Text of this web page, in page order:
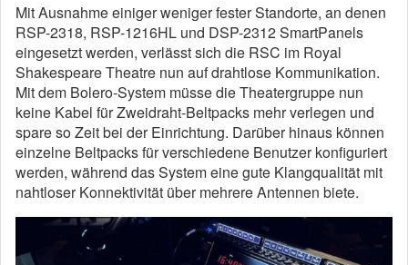
Mit Ausnahme einiger weniger fester Standorte, an denen
RSP-2318, RSP-1216HL und DSP-2312 SmartPanels
eingesetzt werden, verlässt sich die RSC im Royal
Shakespeare Theatre nun auf drahtlose Kommunikation.
Mit dem Bolero-System müsse die Theatergruppe nun
keine Kabel für Zweidraht-Beltpacks mehr verlegen und
spare so Zeit bei der Einrichtung. Darüber hinaus können
einzelne Beltpacks für verschiedene Benutzer konfiguriert
werden, während das System eine gute Klangqualität mit
nahtloser Konnektivität über mehrere Antennen biete.